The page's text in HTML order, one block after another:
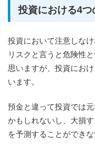
投資における4つ
投資において注意しな
リスクと言うと危険性
思いますが、投資にお
います。
預金と違って投資では
かもしれないし、大損
を予測することができな